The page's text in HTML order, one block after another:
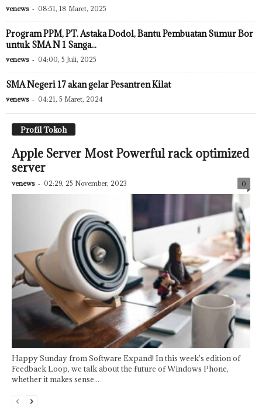
venews - 08:51, 18 Maret, 2025
Program PPM, PT. Astaka Dodol, Bantu Pembuatan Sumur Bor
untuk SMA N 1 Sanga...
venews - 04:00, 5 Juli, 2025
SMA Negeri 17 akan gelar Pesantren Kilat
venews - 04:21, 5 Maret, 2024
Profil Tokoh
Apple Server Most Powerful rack optimized
server
venews - 02:29, 25 November, 2023 0
Happy Sunday from Software Expand! In this week's edition of
Feedback Loop, we talk about the future of Windows Phone,
whether it makes sense...